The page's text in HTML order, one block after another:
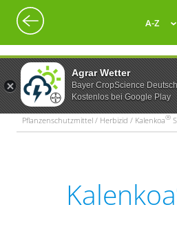
Agrar Wetter
Bayer CropScience
Kostenlos bei Google Play
A-Z
Pflanzenschutzmittel / Herbizid / Kalenkoa®
Kalenkoa